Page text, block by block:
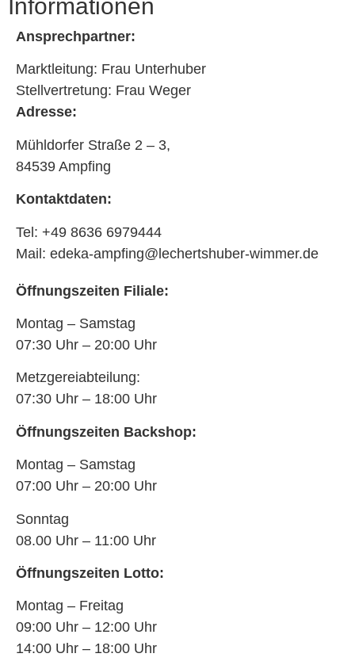
Informationen
Ansprechpartner:
Marktleitung: Frau Unterhuber
Stellvertretung: Frau Weger
Adresse:
Mühldorfer Straße 2 – 3,
84539 Ampfing
Kontaktdaten:
Tel: +49 8636 6979444
Mail: edeka-ampfing@lechertshuber-wimmer.de
Öffnungszeiten Filiale:
Montag – Samstag
07:30 Uhr – 20:00 Uhr
Metzgereiabteilung:
07:30 Uhr – 18:00 Uhr
Öffnungszeiten Backshop:
Montag – Samstag
07:00 Uhr – 20:00 Uhr
Sonntag
08.00 Uhr – 11:00 Uhr
Öffnungszeiten Lotto:
Montag – Freitag
09:00 Uhr – 12:00 Uhr
14:00 Uhr – 18:00 Uhr